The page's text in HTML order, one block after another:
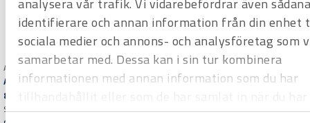
identifierare och annan information från din enhet
sociala medier och annons- och analysföretag som
samarbetar med. Dessa kan i sin tur kombinera
informationen med annan information som du har
använt deras tjänster.
Art.nr 3816760
Arbetshandske Tegera
8821
Säljs styckvis (12st/förpackning)